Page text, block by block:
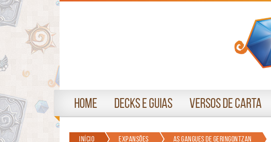
Home Decks e Guias Versos de Carta
Início Expansões As Gangues de Geringontzan